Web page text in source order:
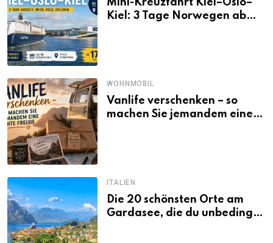
Mini-Kreuzfahrt Kiel–Oslo–
Kiel: 3 Tage Norwegen ab
WOHNMOBIL
Vanlife verschenken – so
machen Sie jemandem eine
ITALIEN
Die 20 schönsten Orte am
Gardasee, die du unbedingt